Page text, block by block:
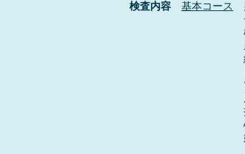
検査内容 基本コース
一般診察、身体
検尿、便潜血、
血小板、炎症反
総合コレステロ
ロール、動脈硬
電解質、尿酸、
反応、エイズ、
抗原抗
心電図、
婦人科検診、